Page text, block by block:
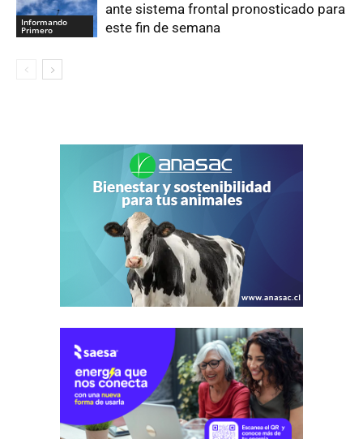
Informando
Primero
ante sistema frontal pronosticado para
este fin de semana